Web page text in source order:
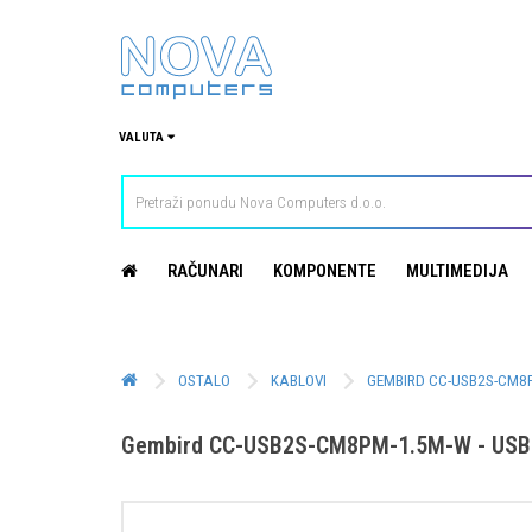
VALUTA
RAČUNARI KOMPONENTE MULTIMEDIJA
OSTALO KABLOVI GEMBIRD CC-USB2S-
Gembird CC-USB2S-CM8PM-1.5M-W -